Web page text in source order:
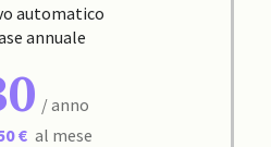
automatico
annuale
/ anno
€ al mese